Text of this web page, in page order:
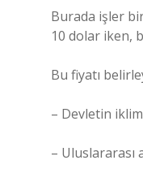
Burada işler
10 dolar iken,
Bu fiyatı
– Devletin
– Uluslararası